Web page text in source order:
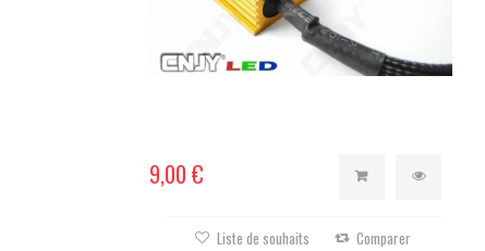
9,00 €
Liste de souhaits Comparer